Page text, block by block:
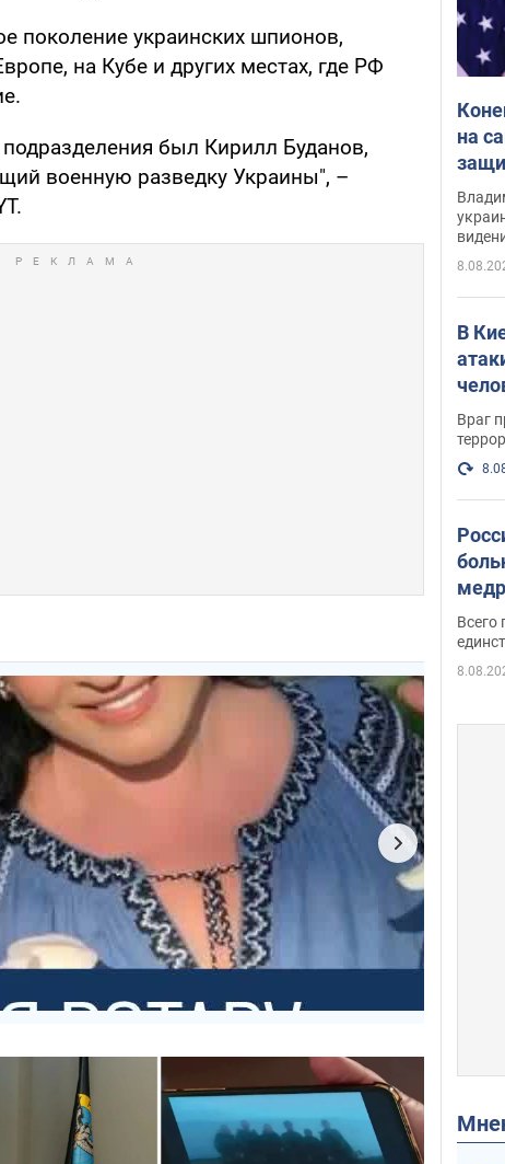
поколение украинских шпионов,
на Кубе и других местах, где РФ
был Кирилл Буданов,
военную разведку Украины", –
на
В
Враг
Всего